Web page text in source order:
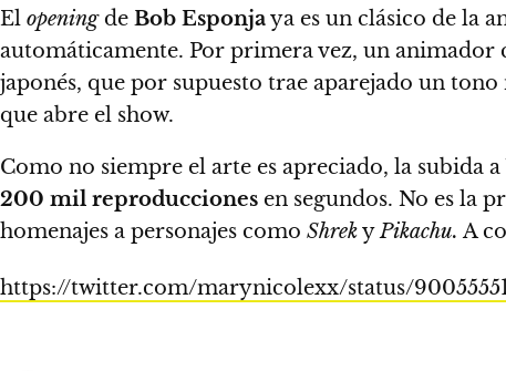
El openingde Bob Esponjaya es un clásico de la
automáticamente. Por primera vez, un animador
japonés, que por supuesto trae aparejado un
que abre el show.
Como no siempre el arte es apreciado, la subida a
200 mil reproducciones en segundos. No es la
homenajes a personajes como ShrekyPikachu. A
https://twitter.com/marynicolexx/status/